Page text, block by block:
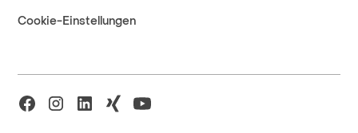
Cookie-Einstellungen